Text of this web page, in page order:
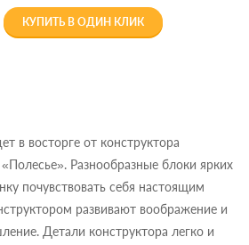
КУПИТЬ В ОДИН КЛИК
в восторге от конструктора
Разнообразные блоки ярких
почувствовать себя настоящим
развивают воображение и
Детали конструктора легко и